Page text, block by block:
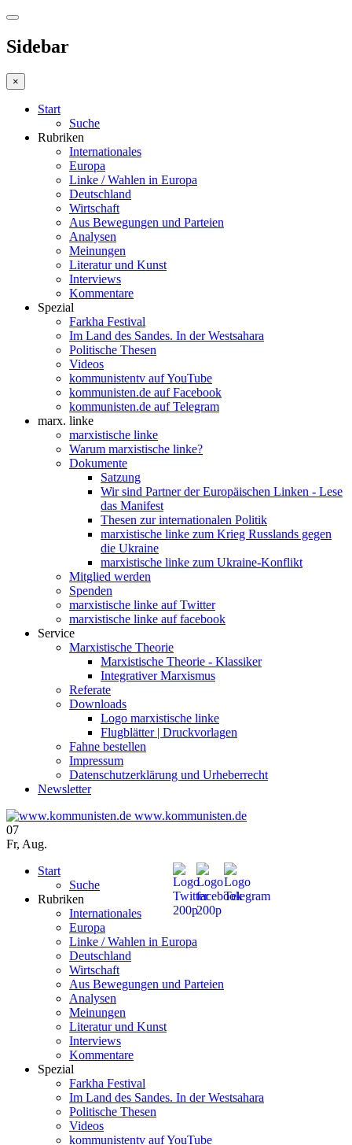
Sidebar
×
Start
Suche
Rubriken
Internationales
Europa
Linke / Wahlen in Europa
Deutschland
Wirtschaft
Aus Bewegungen und Parteien
Analysen
Meinungen
Literatur und Kunst
Interviews
Kommentare
Spezial
Farkha Festival
Im Land des Sandes. In der Westsahara
Politische Thesen
Videos
kommunistentv auf YouTube
kommunisten.de auf Facebook
kommunisten.de auf Telegram
marx. linke
marxistische linke
Warum marxistische linke?
Dokumente
Satzung
Wir sind Partner der Europäischen Linken - Lese
das Manifest
Thesen zur internationalen Politik
marxistische linke zum Krieg Russlands gegen
die Ukraine
marxistische linke zum Ukraine-Konflikt
Mitglied werden
Spenden
marxistische linke auf Twitter
marxistische linke auf facebook
Service
Marxistische Theorie
Marxistische Theorie - Klassiker
Integrativer Marxismus
Referate
Downloads
Logo marxistische linke
Flugblätter | Druckvorlagen
Fahne bestellen
Impressum
Datenschutzerklärung und Urheberrecht
Newsletter
www.kommunisten.de
07
Fr, Aug.
Start
Suche
Rubriken
Internationales
Europa
Linke / Wahlen in Europa
Deutschland
Wirtschaft
Aus Bewegungen und Parteien
Analysen
Meinungen
Literatur und Kunst
Interviews
Kommentare
Spezial
Farkha Festival
Im Land des Sandes. In der Westsahara
Politische Thesen
Videos
kommunistentv auf YouTube